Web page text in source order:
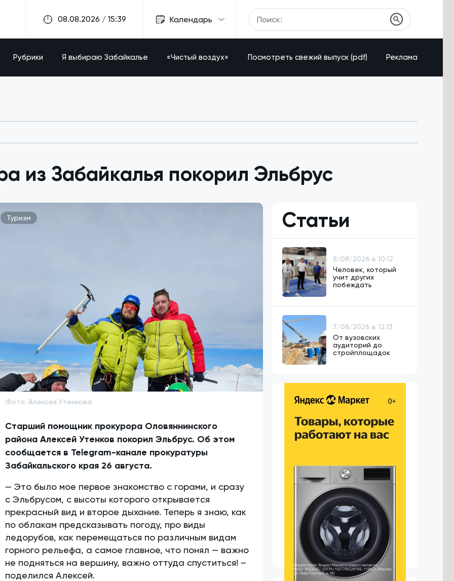
08.08.2026 / 15:39 Календарь
Рубрики Я выбираю Забайкалье «Чистый воздух» Посмотреть свежий выпуск (pdf) Реклама
из Забайкалья покорил Эльбрус
Туризм
Фото: Алексея Утенкова
Старший помощник прокурора Оловяннинского
района Алексей Утенков покорил Эльбрус. Об этом
сообщается в Telegram-канале прокуратуры
Забайкальского края 26 августа.
— Это было мое первое знакомство с горами, и сразу
с Эльбрусом, с высоты которого открывается
прекрасный вид и второе дыхание. Теперь я знаю, как
по облакам предсказывать погоду, про виды
ледорубов, как перемещаться по различным видам
горного рельефа, а самое главное, что понял — важно
не подняться на вершину, важно оттуда спуститься! –
поделился Алексей.
Статьи
8/08/2026 в 10:12
Человек, который
учит других
побеждать
7/08/2026 в 12:13
От вузовских
аудиторий до
стройплощадок